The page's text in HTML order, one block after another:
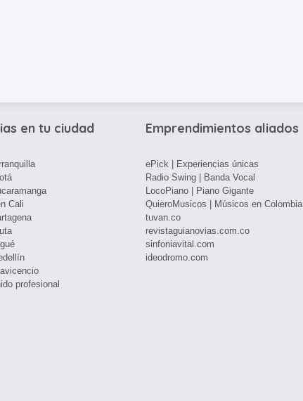
en tu ciudad
Cali
profesional
Emprendimientos aliados
ePick | Experiencias únicas
Radio Swing | Banda Vocal
LocoPiano | Piano Gigante
QuieroMusicos | Músicos en Colombia
tuvan.co
revistaguianovias.com.co
sinfoniavital.com
ideodromo.com